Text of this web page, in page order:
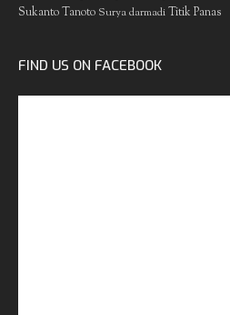
Sukanto Tanoto Surya darmadiTitik Panas
FIND US ON FACEBOOK